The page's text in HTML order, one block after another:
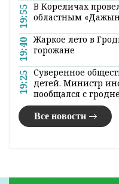
19:55 В Кореличах
областным
19:40 Жаркое лето в
горожане
19:25 Суверенное
детей. Министр
пообщался с
Все новости